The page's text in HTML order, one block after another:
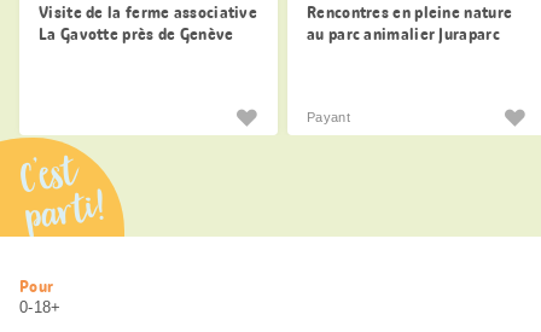
Visite de la ferme associative
La Gavotte près de Genève
Rencontres en pleine nature
au parc animalier Juraparc
Payant
C’est
parti!
Informations
utiles
Pour
0-18+